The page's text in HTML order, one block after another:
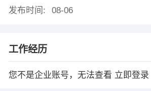
发布时间:
08-06
工作经历
您不是企业账号，无法查看 立即登录